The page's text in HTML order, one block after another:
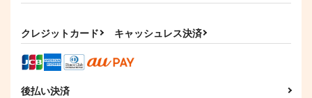
クレジットカード キャッシュレス決済
後払い決済